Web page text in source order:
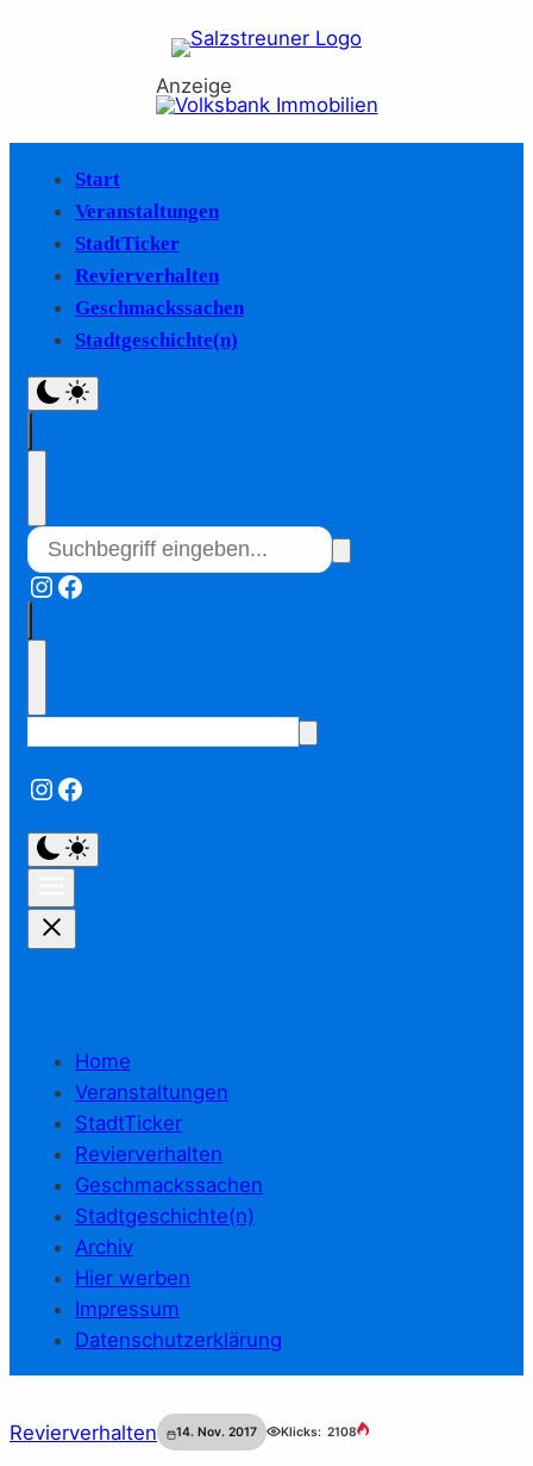
Anzeige
Start
Veranstaltungen
StadtTicker
Revierverhalten
Geschmackssachen
Stadtgeschichte(n)
Instagram
Facebook
Instagram
Facebook
Home
Veranstaltungen
StadtTicker
Revierverhalten
Geschmackssachen
Stadtgeschichte(n)
Archiv
Hier werben
Impressum
Datenschutzerklärung
Revierverhalten 14. Nov. 2017 Klicks: 2108